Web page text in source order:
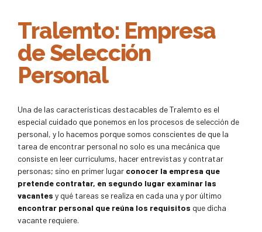
Tralemto: Empresa
de Selección
Personal
Una de las características destacables de Tralemto es el
especial cuidado que ponemos en los procesos de selección de
personal, y lo hacemos porque somos conscientes de que la
tarea de encontrar personal no solo es una mecánica que
consiste en leer curriculums, hacer entrevistas y contratar
personas; sino en primer lugar conocer la empresa que
pretende contratar, en segundo lugar examinar las
vacantes y qué tareas se realiza en cada una y por último
encontrar personal que reúna los requisitos que dicha
vacante requiere.